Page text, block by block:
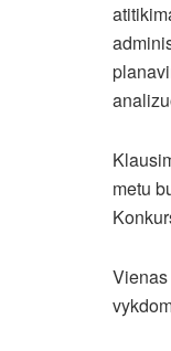
metu